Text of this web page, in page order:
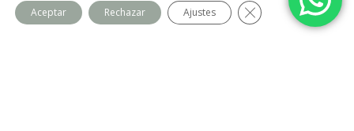
Aceptar Rechazar Ajustes Cerrar el banner de